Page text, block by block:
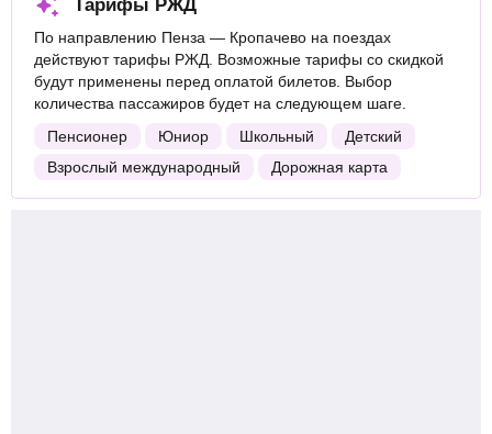
Тарифы РЖД
По направлению Пенза — Кропачево на поездах
действуют тарифы РЖД. Возможные тарифы со скидкой
будут применены перед оплатой билетов. Выбор
количества пассажиров будет на следующем шаге.
Пенсионер
Юниор Школьный
Детский
Взрослый международный
Дорожная карта